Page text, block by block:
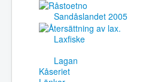
Sandåslandet 2005
Laxfiske
Lagan
Kåseriet